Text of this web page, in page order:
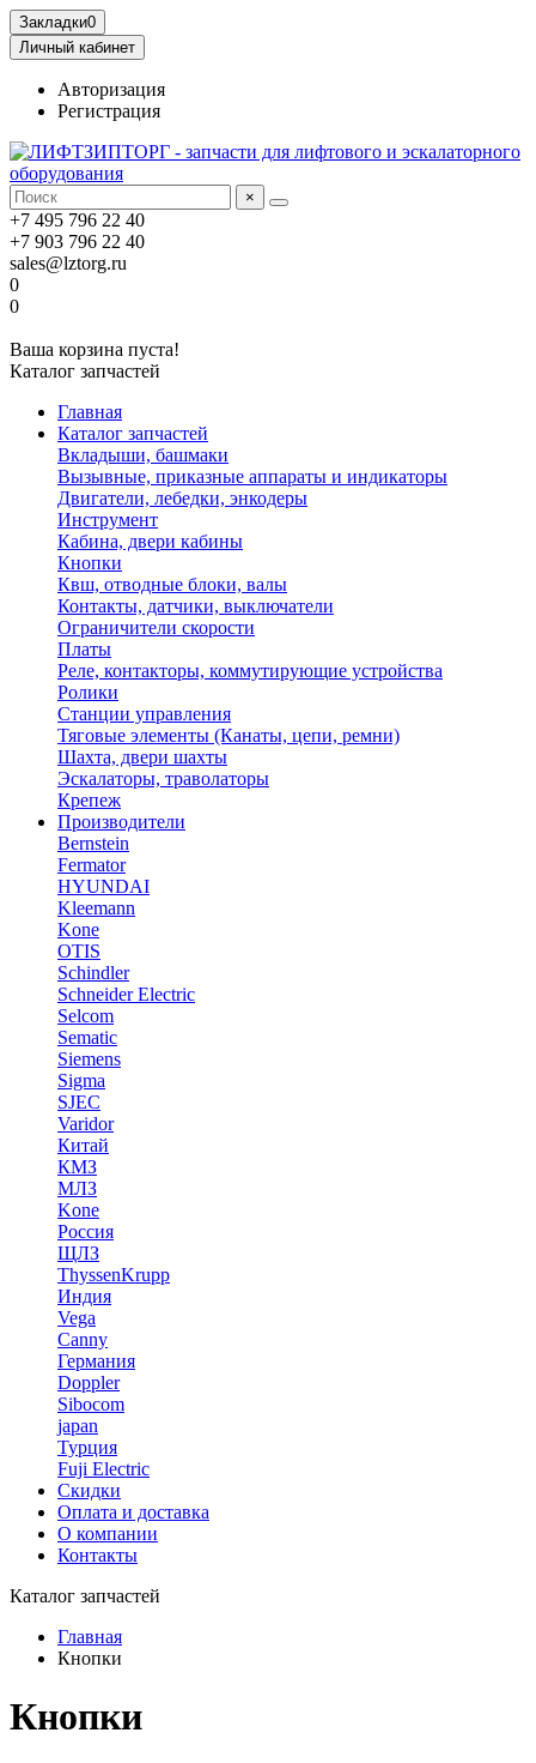
Закладки0
Личный кабинет
Авторизация
Регистрация
×
+7 495 796 22 40
+7 903 796 22 40
sales@lztorg.ru
0
0
Ваша корзина пуста!
Каталог запчастей
Главная
Каталог запчастей
Вкладыши, башмаки
Вызывные, приказные аппараты и индикаторы
Двигатели, лебедки, энкодеры
Инструмент
Кабина, двери кабины
Кнопки
Квш, отводные блоки, валы
Контакты, датчики, выключатели
Ограничители скорости
Платы
Реле, контакторы, коммутирующие устройства
Ролики
Станции управления
Тяговые элементы (Канаты, цепи, ремни)
Шахта, двери шахты
Эскалаторы, траволаторы
Крепеж
Производители
Bernstein
Fermator
HYUNDAI
Kleemann
Kone
OTIS
Schindler
Schneider Electric
Selcom
Sematic
Siemens
Sigma
SJEC
Varidor
Китай
КМЗ
МЛЗ
Kone
Россия
ЩЛЗ
ThyssenKrupp
Индия
Vega
Canny
Германия
Doppler
Sibocom
japan
Турция
Fuji Electric
Скидки
Оплата и доставка
О компании
Контакты
Каталог запчастей
Главная
Кнопки
Кнопки